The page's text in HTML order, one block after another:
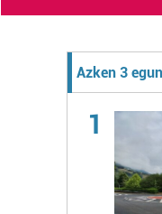
Azken 3
1